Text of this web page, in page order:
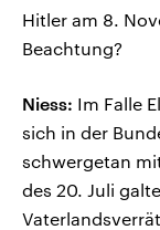
Hitler am 8.
Beachtung?
Niess: Im Falle
sich in der
schwergetan
des 20. Juli